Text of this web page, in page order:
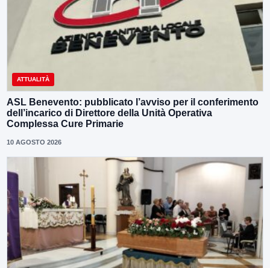
ATTUALITÀ
ASL Benevento: pubblicato l’avviso per il conferimento
dell’incarico di Direttore della Unità Operativa
Complessa Cure Primarie
10 AGOSTO 2026